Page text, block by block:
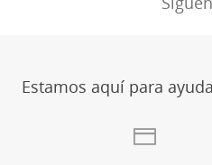
Estamos aquí para